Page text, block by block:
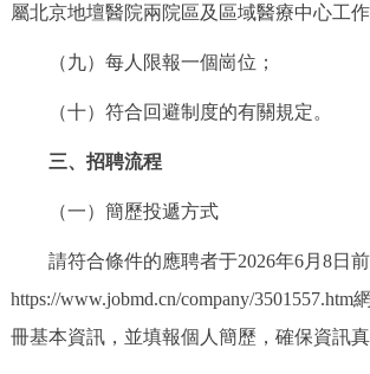
屬北京地壇醫院兩院區及區域醫療中心工作
（九）每人限報一個崗位；
（十）符合回避制度的有關規定。
三、招聘流程
（一）簡歷投遞方式
請符合條件的應聘者于2026年6月8日
https://www.jobmd.cn/company/3501557.htm
冊基本資訊，並填報個人簡歷，確保資訊真